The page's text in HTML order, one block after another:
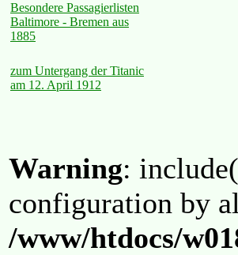
Besondere Passagierlisten
Baltimore - Bremen aus
1885
zum Untergang der Titanic
am 12. April 1912
Warning:
configuration by
/www/htdocs/